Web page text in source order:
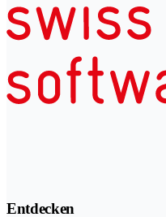
Entdecken